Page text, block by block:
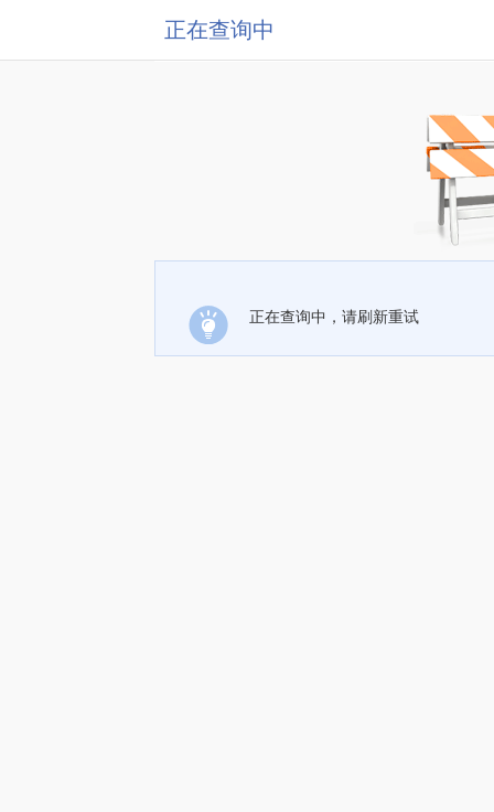
正在查询中
正在查询中，请刷新重试